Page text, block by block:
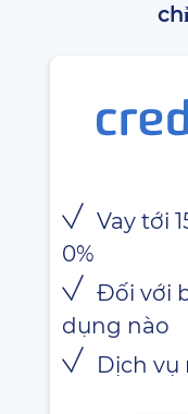
Vay tới
0%
Đối với
dụng nào
Dịch